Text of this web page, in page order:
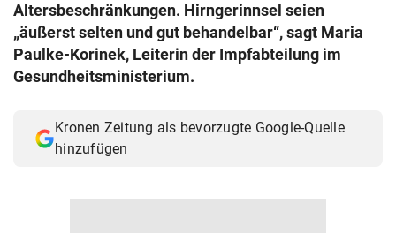
© Krone Multimedia GmbH & Co KG 2026
Muthgasse 2, 1190 Wien
Altersbeschränkungen. Hirngerinnsel seien
„äußerst selten und gut behandelbar“, sagt Maria
Paulke-Korinek, Leiterin der Impfabteilung im
Gesundheitsministerium.
Kronen Zeitung als bevorzugte Google-Quelle
hinzufügen